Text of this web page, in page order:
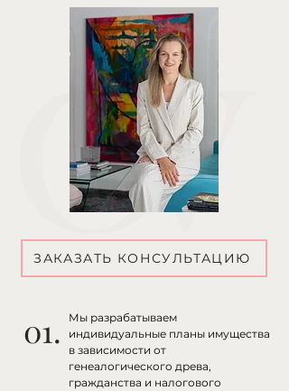
ЗАКАЗАТЬ КОНСУЛЬТАЦИЮ
01.
Мы разрабатываем
индивидуальные планы имущества
в зависимости от
генеалогического древа,
гражданства и налогового